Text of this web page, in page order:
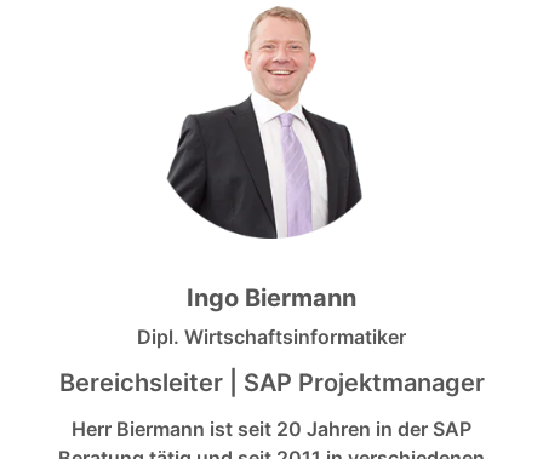
Ingo Biermann
Dipl. Wirtschaftsinformatiker
Bereichsleiter | SAP Projektmanager
Herr Biermann ist seit 20 Jahren in der SAP